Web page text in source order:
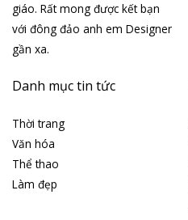
giáo. Rất mong được kết bạn
với đông đảo anh em Designer
gần xa.
Danh mục tin tức
Thời trang
Văn hóa
Thể thao
Làm đẹp